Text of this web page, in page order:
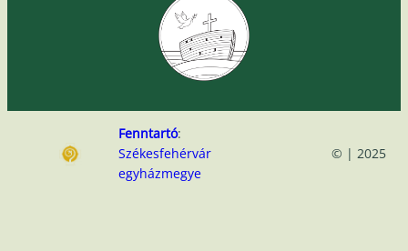
Fenntartó:
Székesfehérvár
egyházmegye
© | 2025